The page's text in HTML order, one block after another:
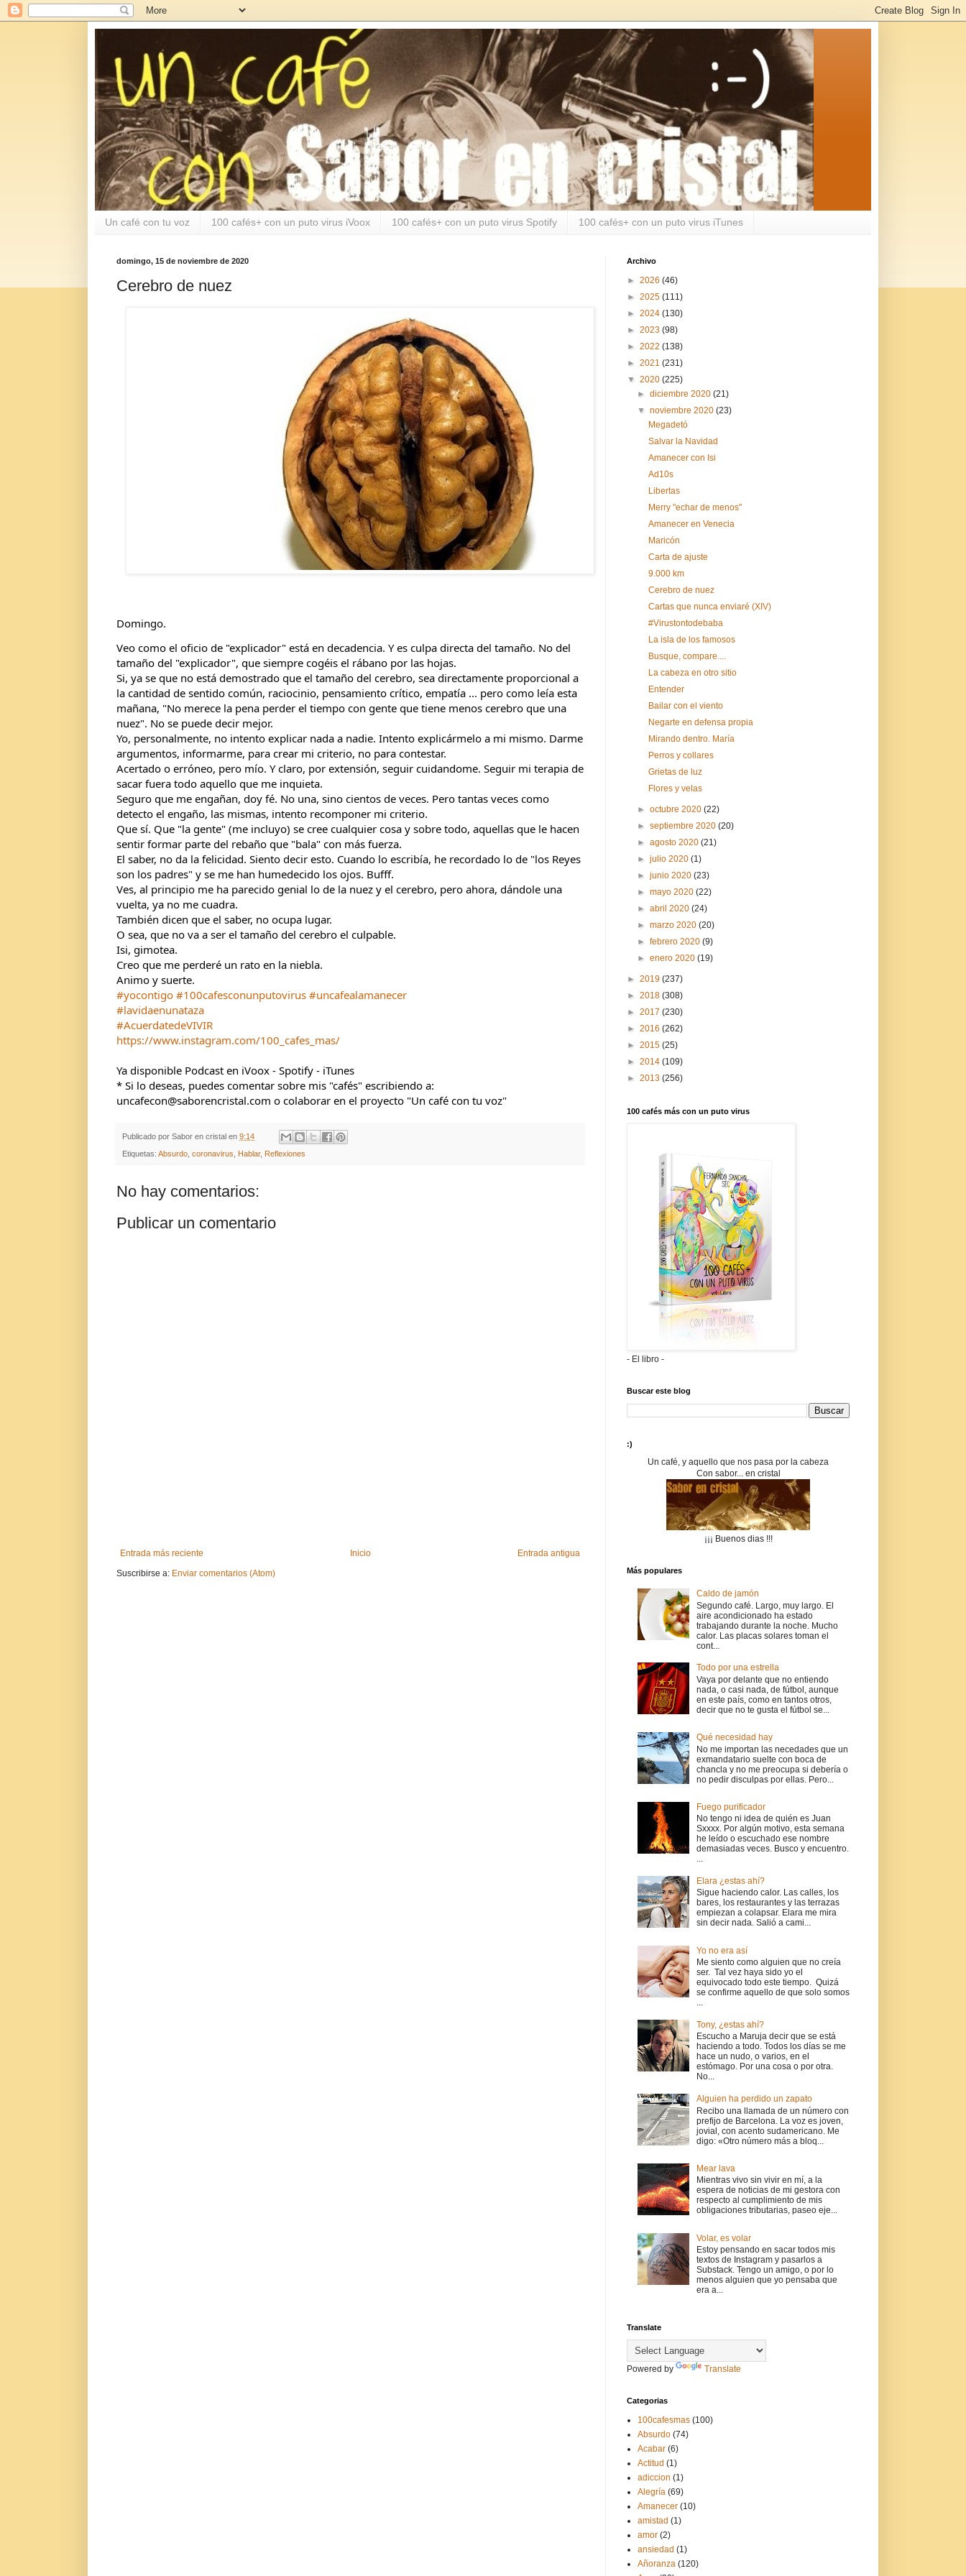
Un café con tu voz 100 cafés+ con un puto virus iVoox 100 cafés+ con un puto virus Spotify 100 cafés+ con un puto virus iTunes
domingo, 15 de noviembre de 2020
Cerebro de nuez
Domingo.
Veo como el oficio de "explicador" está en decadencia. Y es culpa directa del tamaño. No del
tamaño del "explicador", que siempre cogéis el rábano por las hojas.
Si, ya se que no está demostrado que el tamaño del cerebro, sea directamente proporcional a
la cantidad de sentido común, raciocinio, pensamiento crítico, empatía ... pero como leía esta
mañana, "No merece la pena perder el tiempo con gente que tiene menos cerebro que una
nuez". No se puede decir mejor.
Yo, personalmente, no intento explicar nada a nadie. Intento explicármelo a mi mismo. Darme
argumentos, informarme, para crear mi criterio, no para contestar.
Acertado o erróneo, pero mío. Y claro, por extensión, seguir cuidandome. Seguir mi terapia de
sacar fuera todo aquello que me inquieta.
Seguro que me engañan, doy fé. No una, sino cientos de veces. Pero tantas veces como
detecto el engaño, las mismas, intento recomponer mi criterio.
Que sí. Que "la gente" (me incluyo) se cree cualquier cosa y sobre todo, aquellas que le hacen
sentir formar parte del rebaño que "bala" con más fuerza.
El saber, no da la felicidad. Siento decir esto. Cuando lo escribía, he recordado lo de "los Reyes
son los padres" y se me han humedecido los ojos. Bufff.
Ves, al principio me ha parecido genial lo de la nuez y el cerebro, pero ahora, dándole una
vuelta, ya no me cuadra.
También dicen que el saber, no ocupa lugar.
O sea, que no va a ser el tamaño del cerebro el culpable.
Isi, gimotea.
Creo que me perderé un rato en la niebla.
Animo y suerte.
#yocontigo #100cafesconunputovirus #uncafealamanecer
#lavidaenunataza
#AcuerdatedeVIVIR
https://www.instagram.com/100_cafes_mas/
Ya disponible Podcast en iVoox - Spotify - iTunes
* Si lo deseas, puedes comentar sobre mis "cafés" escribiendo a:
uncafecon@saborencristal.com o colaborar en el proyecto "Un café con tu voz"
Publicado por Sabor en cristal en 9:14
Etiquetas: Absurdo coronavirus Hablar, Reflexiones
No hay comentarios:
Publicar un comentario
Entrada más reciente Entrada antigua
Inicio
Suscribirse a: Enviar comentarios (Atom)
Archivo
► 2026 (46)
► 2025 (111)
► 2024 (130)
► 2023 (98)
► 2022 (138)
► 2021 (231)
▼ 2020 (225)
►diciembre 2020(21)
▼noviembre 2020(23)
Megadetó
Salvar la Navidad
Amanecer con Isi
Ad10s
Libertas
Merry "echar de menos"
Amanecer en Venecia
Maricón
Carta de ajuste
9.000 km
Cerebro de nuez
Cartas que nunca enviaré (XIV)
#Virustontodebaba
La isla de los famosos
Busque, compare....
La cabeza en otro sitio
Entender
Bailar con el viento
Negarte en defensa propia
Mirando dentro. María
Perros y collares
Grietas de luz
Flores y velas
►octubre 2020(22)
►septiembre 2020(20)
►agosto 2020(21)
►julio 2020(1)
►junio 2020(23)
►mayo 2020(22)
►abril 2020(24)
►marzo 2020(20)
►febrero 2020(9)
►enero 2020(19)
► 2019 (237)
► 2018 (308)
► 2017 (230)
► 2016 (262)
► 2015 (25)
► 2014 (109)
► 2013 (256)
100 cafés más con un puto virus
- El libro -
Buscar este blog
:)
Un café, y aquello que nos pasa por la cabeza
Con sabor... en cristal
¡¡¡ Buenos dias !!!
Más populares
Caldo de jamón
Segundo café. Largo, muy largo. El
aire acondicionado ha estado
trabajando durante la noche. Mucho
calor. Las placas solares toman el
cont...
Todo por una estrella
Vaya por delante que no entiendo
nada, o casi nada, de fútbol, aunque
en este país, como en tantos otros,
decir que no te gusta el fútbol se...
Qué necesidad hay
No me importan las necedades que un
exmandatario suelte con boca de
chancla y no me preocupa si debería o
no pedir disculpas por ellas. Pero...
Fuego purificador
No tengo ni idea de quién es Juan
Sxxxx. Por algún motivo, esta semana
he leído o escuchado ese nombre
demasiadas veces. Busco y encuentro.
...
Elara ¿estas ahí?
Sigue haciendo calor. Las calles, los
bares, los restaurantes y las terrazas
empiezan a colapsar. Elara me mira
sin decir nada. Salió a cami...
Yo no era así
Me siento como alguien que no creía
ser. Tal vez haya sido yo el
equivocado todo este tiempo. Quizá
se confirme aquello de que solo somos
...
Tony, ¿estas ahí?
Escucho a Maruja decir que se está
haciendo a todo. Todos los días se me
hace un nudo, o varios, en el
estómago. Por una cosa o por otra.
No...
Alguien ha perdido un zapato
Recibo una llamada de un número con
prefijo de Barcelona. La voz es joven,
jovial, con acento sudamericano. Me
digo: «Otro número más a bloq...
Mear lava
Mientras vivo sin vivir en mí, a la
espera de noticias de mi gestora con
respecto al cumplimiento de mis
obligaciones tributarias, paseo eje...
Volar, es volar
Estoy pensando en sacar todos mis
textos de Instagram y pasarlos a
Substack. Tengo un amigo, o por lo
menos alguien que yo pensaba que
era a...
Translate
Powered by Translate
Categorias
100cafesmas (100)
Absurdo (74)
Acabar (6)
Actitud (1)
adiccion (1)
Alegría (69)
Amanecer (10)
amistad (1)
amor (2)
ansiedad (1)
Añoranza (120)